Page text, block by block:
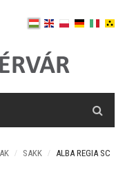
SAKK ALBA REGIA SC